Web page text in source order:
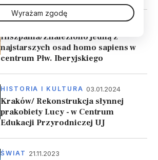
Hiszpania/Znaleziono jedną z
najstarszych osad homo sapiens w
centrum Płw. Iberyjskiego
HISTORIA I KULTURA 03.01.2024
Kraków/ Rekonstrukcja słynnej
prakobiety Lucy - w Centrum
Edukacji Przyrodniczej UJ
ŚWIAT 21.11.2023
Wyrażam zgodę